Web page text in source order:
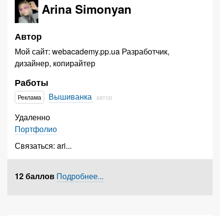
Arina Simonyan
Автор
Мой сайт: webacademy.pp.ua Разработчик,
дизайнер, копирайтер
Работы
Реклама Вышиванка автор
Удаленно
Портфолио
Связаться: ari...
12 баллов Подробнее...